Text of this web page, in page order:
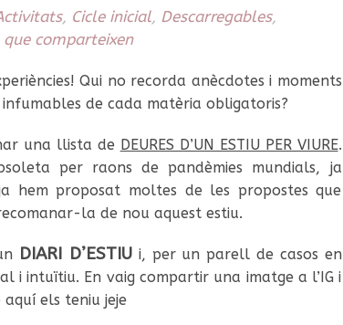
, Cicle inicial, Descarregables,
que comparteixen
Qui no recorda anècdotes i moments
de cada matèria obligatoris?
una llista de DEURES D’UN ESTIU PER VIURE.
per raons de pandèmies mundials, ja
hem proposat moltes de les propostes que
la de nou aquest estiu.
DIARI D’ESTIU i, per un parell de casos en
i intuïtiu. En vaig compartir una imatge a l’IG i
els teniu jeje